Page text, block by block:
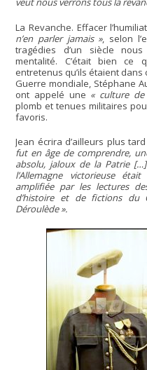
La Revanche. Effacer
n’en parler jamais », selon
tragédies d’un siècle
mentalité. C’était bien ce
entretenus qu’ils étaient
Guerre mondiale, Stéphane
ont appelé une « culture de
plomb et tenues militaires
favoris.
Jean écrira d’ailleurs plus
fut en âge de comprendre,
absolu, jaloux de la Patrie […]
l’Allemagne victorieuse
amplifiée par les lectures
d’histoire et de fictions du
Déroulède ».